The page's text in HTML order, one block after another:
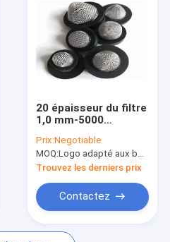
20 épaisseur du filtre
1,0 mm-5000
inoxydable de micron
Prix:Negotiable
MOQ:Logo adapté aux besoins du client (Min. Order : 300 morceaux) d'emballage adapté aux besoins du clie
Trouvez les derniers prix
Contactez